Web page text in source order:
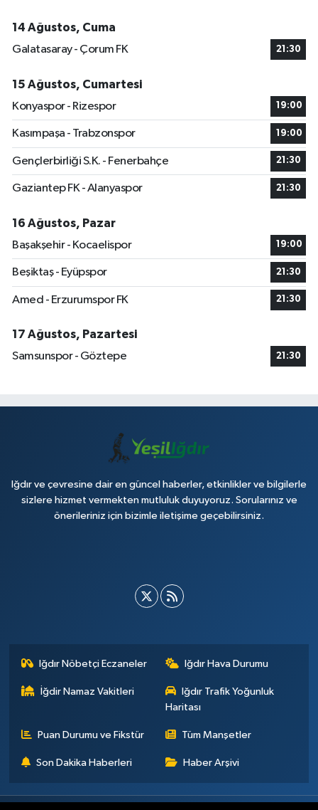
14 Ağustos, Cuma
Galatasaray - Çorum FK
21:30
15 Ağustos, Cumartesi
Konyaspor - Rizespor
19:00
Kasımpaşa - Trabzonspor 19:00
Gençlerbirliği S.K. - Fenerbahçe 21:30
Gaziantep FK - Alanyaspor 21:30
16 Ağustos, Pazar
Başakşehir - Kocaelispor
19:00
Beşiktaş - Eyüpspor 21:30
Amed - Erzurumspor FK 21:30
17 Ağustos, Pazartesi
Samsunspor - Göztepe
21:30
Iğdır ve çevresine dair en güncel haberler, etkinlikler ve bilgilerle
sizlere hizmet vermekten mutluluk duyuyoruz. Sorularınız ve
önerileriniz için bizimle iletişime geçebilirsiniz.
Iğdır Nöbetçi Eczaneler Iğdır Hava Durumu
İğdir Namaz Vakitleri
Iğdır Trafik Yoğunluk
Haritası
Puan Durumu ve Fikstür Tüm Manşetler
Son Dakika Haberleri Haber Arşivi